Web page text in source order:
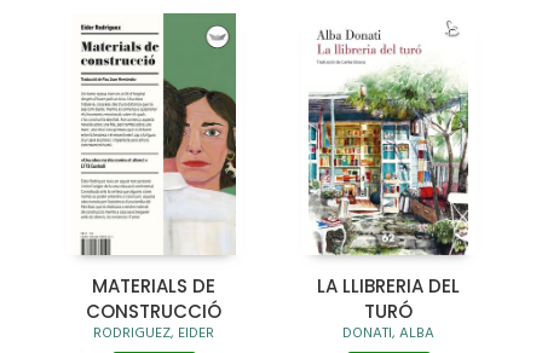
MATERIALS DE
CONSTRUCCIÓ
RODRIGUEZ, EIDER
LA LLIBRERIA DEL
TURÓ
DONATI, ALBA